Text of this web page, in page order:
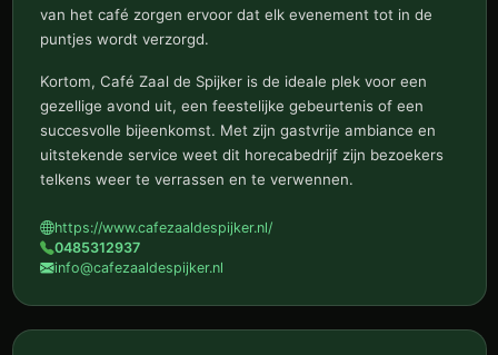
van het café zorgen ervoor dat elk evenement tot in de
puntjes wordt verzorgd.
Kortom, Café Zaal de Spijker is de ideale plek voor een
gezellige avond uit, een feestelijke gebeurtenis of een
succesvolle bijeenkomst. Met zijn gastvrije ambiance en
uitstekende service weet dit horecabedrijf zijn bezoekers
telkens weer te verrassen en te verwennen.
https://www.cafezaaldespijker.nl/
0485312937
info@cafezaaldespijker.nl